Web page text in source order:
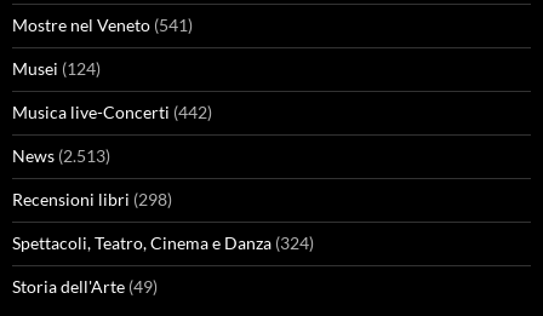
Mostre nel Veneto (541)
Musei (124)
Musica live-Concerti (442)
News (2.513)
Recensioni libri (298)
Spettacoli, Teatro, Cinema e Danza (324)
Storia dell'Arte (49)